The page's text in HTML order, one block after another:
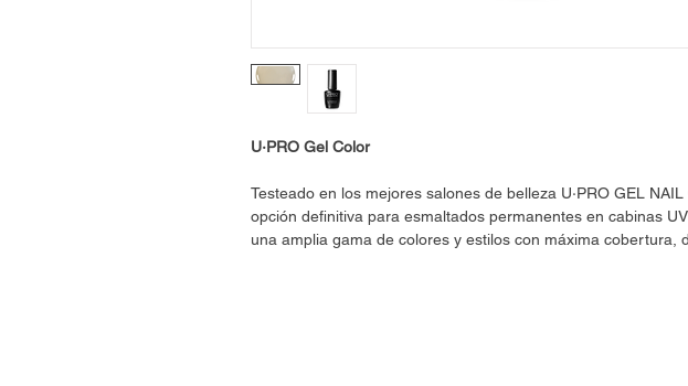
U·PRO Gel Color
Testeado en los mejores salones de belleza U·PRO GEL
opción definitiva para esmaltados permanentes en cabinas
una amplia gama de colores y estilos con máxima cobertura,